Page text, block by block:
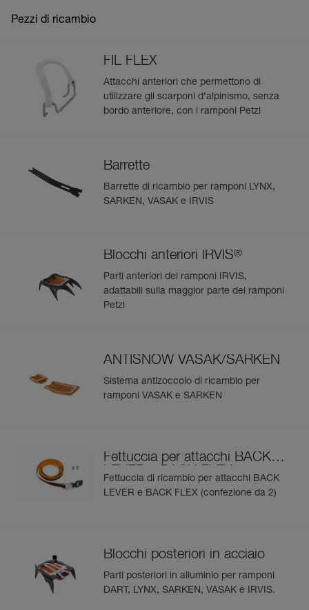
Pezzi di ricambio
FIL FLEX
Attacchi anteriori che permettono di
utilizzare gli scarponi d’alpinismo, senza
bordo anteriore, con i ramponi Petzl
Barrette
Barrette di ricambio per ramponi LYNX,
SARKEN, VASAK e IRVIS
Blocchi anteriori IRVIS®
Parti anteriori dei ramponi IRVIS,
adattabili sulla maggior parte dei ramponi
Petzl
ANTISNOW VASAK/SARKEN
Sistema antizoccolo di ricambio per
ramponi VASAK e SARKEN
Fettuccia per attacchi BACK
LEVER e BACK FLEX
Fettuccia di ricambio per attacchi BACK
LEVER e BACK FLEX (confezione da 2)
Blocchi posteriori in acciaio
Parti posteriori in alluminio per ramponi
DART, LYNX, SARKEN, VASAK e IRVIS.